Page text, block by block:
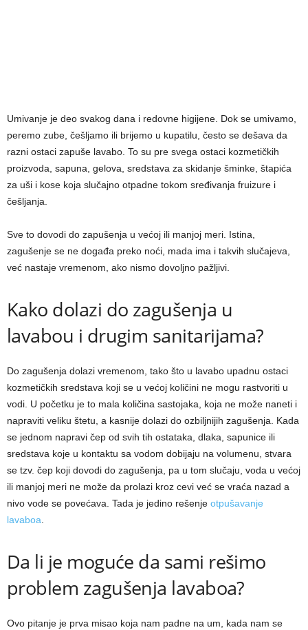
Umivanje je deo svakog dana i redovne higijene. Dok se umivamo,
peremo zube, češljamo ili brijemo u kupatilu, često se dešava da
razni ostaci zapuše lavabo. To su pre svega ostaci kozmetičkih
proizvoda, sapuna, gelova, sredstava za skidanje šminke, štapića
za uši i kose koja slučajno otpadne tokom sređivanja fruizure i
češljanja.
Sve to dovodi do zapušenja u većoj ili manjoj meri. Istina,
zagušenje se ne događa preko noći, mada ima i takvih slučajeva,
već nastaje vremenom, ako nismo dovoljno pažljivi.
Kako dolazi do zagušenja u
lavabou i drugim sanitarijama?
Do zagušenja dolazi vremenom, tako što u lavabo upadnu ostaci
kozmetičkih sredstava koji se u većoj količini ne mogu rastvoriti u
vodi. U početku je to mala količina sastojaka, koja ne može naneti i
napraviti veliku štetu, a kasnije dolazi do ozbiljnijih zagušenja. Kada
se jednom napravi čep od svih tih ostataka, dlaka, sapunice ili
sredstava koje u kontaktu sa vodom dobijaju na volumenu, stvara
se tzv. čep koji dovodi do zagušenja, pa u tom slučaju, voda u većoj
ili manjoj meri ne može da prolazi kroz cevi već se vraća nazad a
nivo vode se povećava. Tada je jedino rešenje otpušavanje
lavaboa
Da li je moguće da sami rešimo
problem zagušenja lavaboa?
Ovo pitanje je prva misao koja nam padne na um, kada nam se